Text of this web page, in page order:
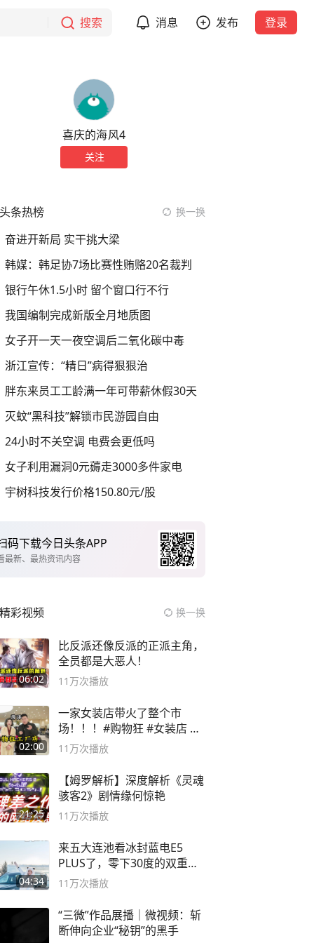
搜索 消息 发布 登录
喜庆的海风4
关注
头条热榜 换一换
奋进开新局 实干挑大梁
韩媒：韩足协7场比赛性贿赂20名裁判
银行午休1.5小时 留个窗口行不行
我国编制完成新版全月地质图
女子开一天一夜空调后二氧化碳中毒
浙江宣传：“精日”病得狠狠治
胖东来员工工龄满一年可带薪休假30天
灭蚊“黑科技”解锁市民游园自由
24小时不关空调 电费会更低吗
女子利用漏洞0元薅走3000多件家电
宇树科技发行价格150.80元/股
码下载今日头条APP
最新、最热资讯内容
精彩视频 换一换
06:02
比反派还像反派的正派主角，
全员都是大恶人！
11万次播放
02:00
一家女装店带火了整个市
场！！！#购物狂 #女装店 #
高品质女装
11万次播放
21:25
【姆罗解析】深度解析《灵魂
骇客2》剧情缘何惊艳
11万次播放
04:34
来五大连池看冰封蓝电E5
PLUS了，零下30度的双重冰
封40小时全录
11万次播放
“三微”作品展播｜微视频：斩
断伸向企业“秘钥”的黑手